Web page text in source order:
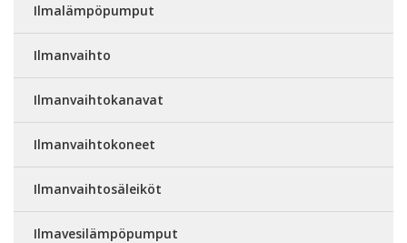
Ilmalämpöpumput
Ilmanvaihto
Ilmanvaihtokanavat
Ilmanvaihtokoneet
Ilmanvaihtosäleiköt
Ilmavesilämpöpumput